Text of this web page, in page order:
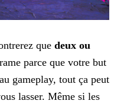
que deux ou
parce que votre but
gameplay, tout ça peut
lasser. Même si les